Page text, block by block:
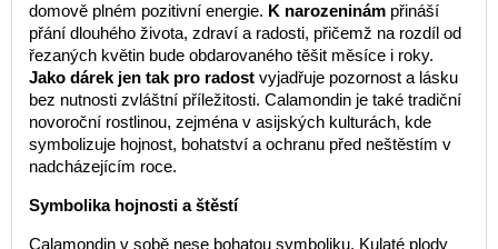
domově plném pozitivní energie. K narozeninám přináší
přání dlouhého života, zdraví a radosti, přičemž na rozdíl od
řezaných květin bude obdarovaného těšit měsíce i roky.
Jako dárek jen tak pro radost vyjadřuje pozornost a lásku
bez nutnosti zvláštní příležitosti. Calamondin je také tradiční
novoroční rostlinou, zejména v asijských kulturách, kde
symbolizuje hojnost, bohatství a ochranu před neštěstím v
nadcházejícím roce.
Symbolika hojnosti a štěstí
Calamondin v sobě nese bohatou symboliku. Kulaté plody